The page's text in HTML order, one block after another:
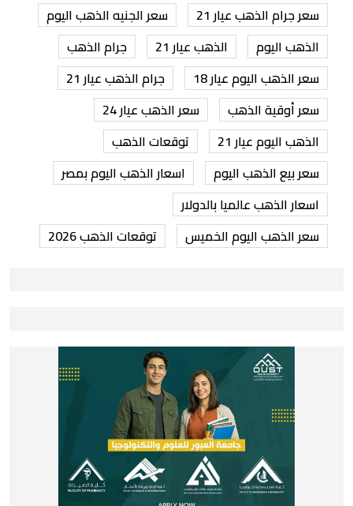
سعر جرام الذهب عيار 21
سعر الجنيه الذهب اليوم
الذهب اليوم
الذهب عيار 21
جرام الذهب
سعر الذهب اليوم عيار 18
جرام الذهب عيار 21
سعر أوقية الذهب
سعر الذهب عيار 24
الذهب اليوم عيار 21
توقعات الذهب
سعر بيع الذهب اليوم
اسعار الذهب اليوم بمصر
اسعار الذهب عالميا بالدولار
سعر الذهب اليوم الخميس
توقعات الذهب 2026